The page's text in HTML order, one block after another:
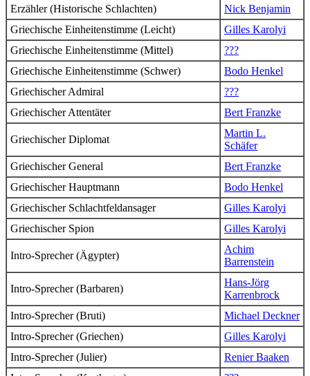
Erzähler (Historische Schlachten)
Nick Benjamin
Griechische Einheitenstimme (Leicht)
Gilles Karolyi
Griechische Einheitenstimme (Mittel)
???
Griechische Einheitenstimme (Schwer)
Bodo Henkel
Griechischer Admiral
???
Griechischer Attentäter
Bert Franzke
Griechischer Diplomat
Martin L.
Schäfer
Griechischer General
Bert Franzke
Griechischer Hauptmann
Bodo Henkel
Griechischer Schlachtfeldansager
Gilles Karolyi
Griechischer Spion
Gilles Karolyi
Intro-Sprecher (Ägypter)
Achim
Barrenstein
Intro-Sprecher (Barbaren)
Hans-Jörg
Karrenbrock
Intro-Sprecher (Bruti)
Michael Deckner
Intro-Sprecher (Griechen)
Gilles Karolyi
Intro-Sprecher (Julier)
Renier Baaken